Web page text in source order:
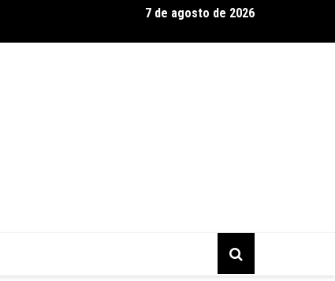
realiza tradicional debate entre candidatos ao Governo da
7 de agosto de 2026